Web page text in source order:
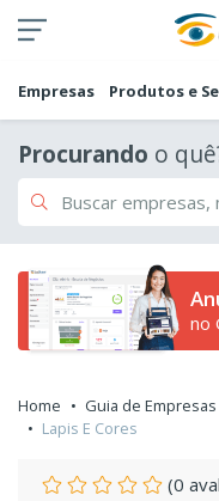
Empresas Produtos e
Procurando o
no
Home Guia de Empresas
Lapis E Cores
(0